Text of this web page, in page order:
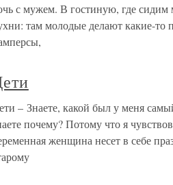
с мужем. В гостиную, где сидим
там молодые делают какие-
– Знаете, какой был у меня
почему? Потому что я
женщина несет в себе